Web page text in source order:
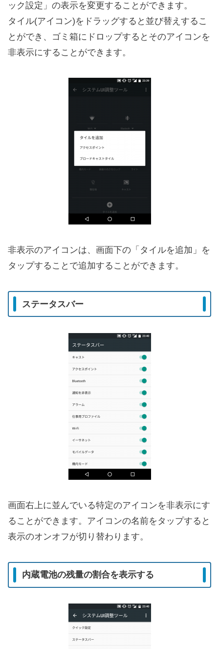
ック設定」の表示を変更することができます。
タイル(アイコン)をドラッグすると並び替えするこ
とができ、ゴミ箱にドロップするとそのアイコンを
非表示にすることができます。
非表示のアイコンは、画面下の「タイルを追加」を
タップすることで追加することができます。
ステータスバー
画面右上に並んでいる特定のアイコンを非表示にす
ることができます。アイコンの名前をタップすると
表示のオンオフが切り替わります。
内蔵電池の残量の割合を表示する